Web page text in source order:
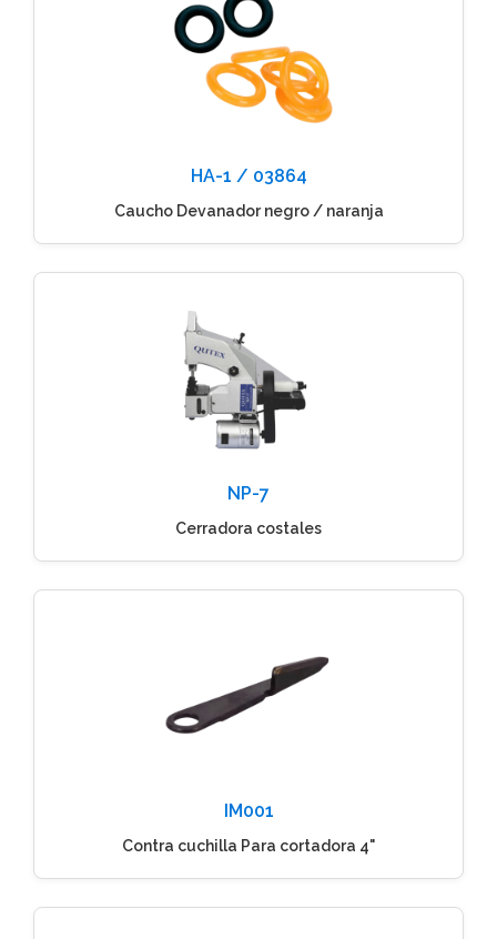
HA-1 / 03864
Caucho Devanador negro / naranja
NP-7
Cerradora costales
IM001
Contra cuchilla Para cortadora 4"